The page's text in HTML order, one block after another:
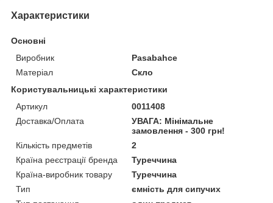
Характеристики
Основні
Виробник
Pasabahce
Матеріал
Скло
Користувальницькі характеристики
Артикул
0011408
Доставка/Оплата
УВАГА: Мінімальне
замовлення - 300 грн!
Кількість предметів
2
Країна реєстрації бренда
Туреччина
Країна-виробник товару
Туреччина
Тип
ємність для сипучих